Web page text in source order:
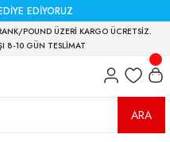
EDİYORUZ
POUND ÜZERİ KARGO ÜCRETSİZ.
8-10 GÜN TESLİMAT
ARA